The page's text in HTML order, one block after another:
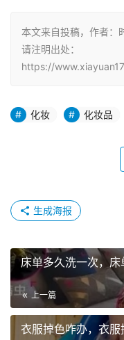
本文来自投稿，作者：
请注明出处：
https://
化妆 化妆品
生成海报
床单多久洗一次，
上一篇
衣服掉色咋办，衣